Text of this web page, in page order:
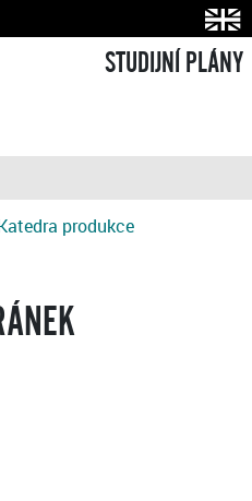
STUDIJNÍ PLÁNY
produkce